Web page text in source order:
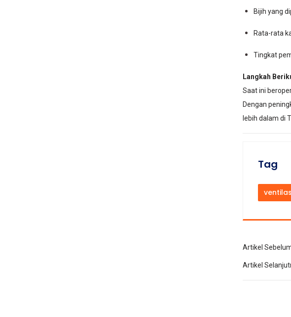
Bijih yang
Rata-rata
Tingkat
Langkah
Saat ini
Dengan
lebih dalam di
Tag
Artikel
Artikel